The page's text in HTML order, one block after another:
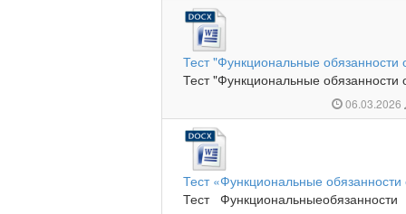
Тест "Функциональные обязанности
Тест "Функциональные обязанности
06.03.2026
Тест «Функциональные
Тест